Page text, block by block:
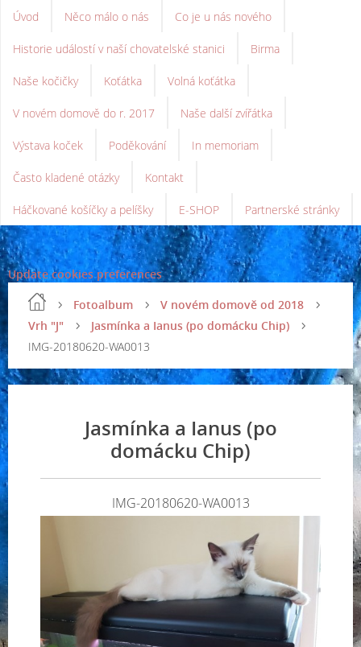
Úvod Něco málo o nás Co je u nás nového
Historie událostí v naší chovatelské stanici Birma
Naše kočičky Koťátka Volná koťátka
V novém domově do r. 2017 Naše další zvířátka
Výstava koček Poděkování In memoriam
Často kladené otázky Kontakt
Háčkované košíčky a pelíšky E-SHOP Partnerské stránky
Update cookies preferences
Fotoalbum
V novém domově od 2018
Vrh "J"
Jasmínka a Ianus (po domácku Chip)
IMG-20180620-WA0013
Jasmínka a Ianus (po
domácku Chip)
IMG-20180620-WA0013